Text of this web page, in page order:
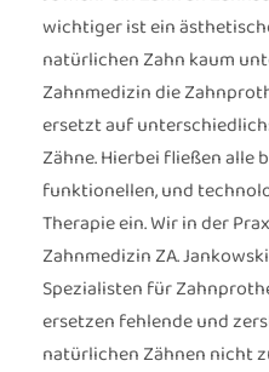
wichtiger ist ein
natürlichen Zahn kaum
Zahnmedizin die
ersetzt auf
Zähne. Hierbei fließen alle
funktionellen, und
Therapie ein. Wir in der
Zahnmedizin ZA.
Spezialisten für
ersetzen fehlende und
natürlichen Zähnen nicht